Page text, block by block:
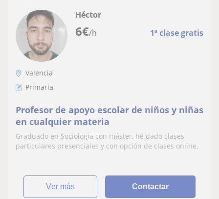
6€/h 1ª clase gratis
Héctor
Valencia
Primaria
Profesor de apoyo escolar de niños y niñas
en cualquier materia
Graduado en Sociologia con máster, he dado clases
particulares presenciales y con opción de clases online.
ver más Contactar